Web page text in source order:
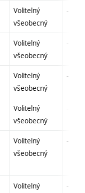
Volitelný
všeobecný
-
Volitelný
všeobecný
-
Volitelný
všeobecný
-
Volitelný
všeobecný
-
Volitelný
všeobecný
-
Volitelný
-